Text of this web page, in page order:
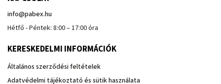
info@pabex.hu
Hétfő - Péntek: 8:00 – 17:00 óra
KERESKEDELMI INFORMÁCIÓK
Általános szerződési feltételek
Adatvédelmi tájékoztató és sütik használata